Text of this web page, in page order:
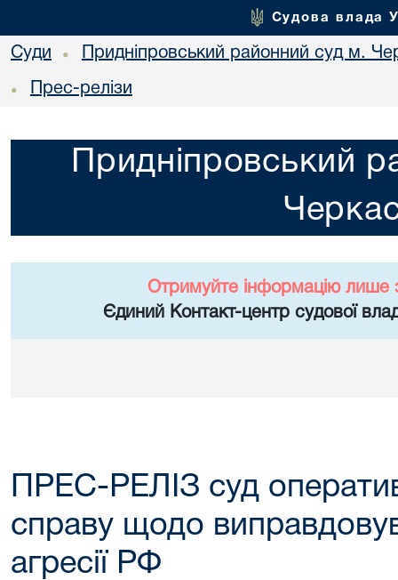
Судова влада
Суди • Придніпровський районний суд м.
• Прес-релізи
Придніпровський
Отримуйте інформацію лише
Єдиний Контакт-центр судової
ПРЕС-РЕЛІЗ суд
справу щодо
агресії РФ